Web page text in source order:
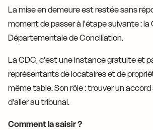
La mise en demeure est restée sans
moment de passer à l'étape suivante : la
Départementale de Conciliation.
La CDC, c'est une instance gratuite et
représentants de locataires et de
même table. Son rôle : trouver un
d'aller au tribunal.
Comment la saisir ?